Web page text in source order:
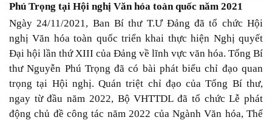
Phú Trọng tại Hội nghị Văn hóa toàn quốc năm 2021
Ngày 24/11/2021, Ban Bí thư T.Ư Đảng đã tổ chức Hội
nghị Văn hóa toàn quốc triển khai thực hiện Nghị quyết
Đại hội lần thứ XIII của Đảng về lĩnh vực văn hóa. Tổng Bí
thư Nguyễn Phú Trọng đã có bài phát biểu chỉ đạo quan
trọng tại Hội nghị. Quán triệt chỉ đạo của Tổng Bí thư,
ngay từ đầu năm 2022, Bộ VHTTDL đã tổ chức Lễ phát
động chủ đề công tác năm 2022 của Ngành Văn hóa, Thể